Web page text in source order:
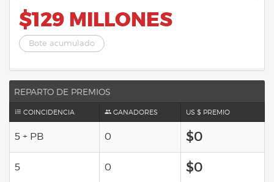
$129 MILLONES
Bote acumulado
REPARTO DE PREMIOS
COINCIDENCIA GANADORES US $ PREMIO
5 + PB 0 $0
5 0 $0